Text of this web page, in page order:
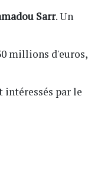
Sarr. Un
millions d'euros,
intéressés par le